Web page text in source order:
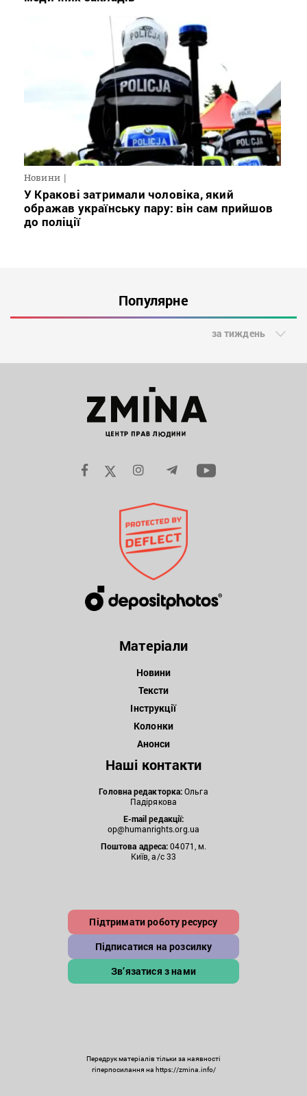
Новини
У Кракові затримали чоловіка, який
ображав українську пару: він сам прийшов
до поліції
Популярне
за тиждень
Матеріали
Новини
Тексти
Інструкції
Колонки
Анонси
Наші контакти
Головна редакторка:Ольга
Падірякова
E-mail редакції:
op@humanrights.org.ua
Поштова адреса:04071, м.
Київ, а/с 33
Підтримати роботу ресурсу
Підписатися на розсилку
Зв’язатися з нами
Передрук матеріалів тільки за наявності
гіперпосилання на https://zmina.info/